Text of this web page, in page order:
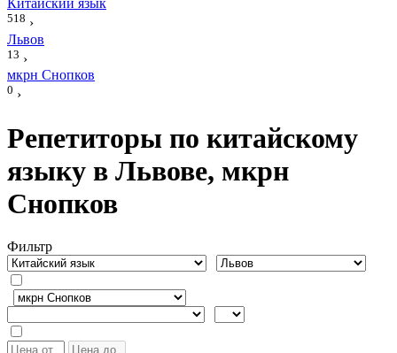
Китайский язык
518 ›
Львов
13 ›
мкрн Снопков
0 ›
Репетиторы по китайскому
языку в Львове, мкрн
Снопков
Фильтр